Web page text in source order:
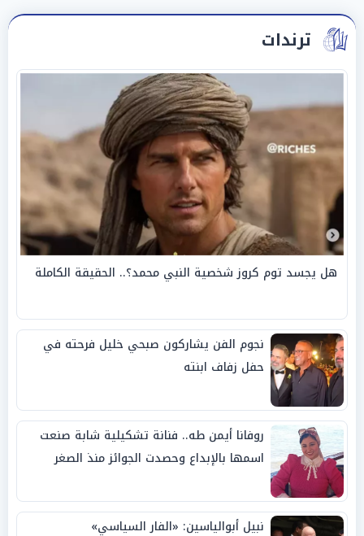
ترندات
هل يجسد توم كروز شخصية النبي محمد؟.. الحقيقة الكاملة
نجوم الفن يشاركون صبحي خليل فرحته في
حفل زفاف ابنته
روفانا أيمن طه.. فنانة تشكيلية شابة صنعت
اسمها بالإبداع وحصدت الجوائز منذ الصغر
نبيل أبوالياسين: «الفار السياسي»